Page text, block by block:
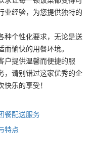
业经验，为您提供独特的
种个性化要求，无论是送
愉快的用餐环境。
户提供温馨而便捷的服
，请别错过这家优秀的企
乐的享受！
餐配送服务
特点